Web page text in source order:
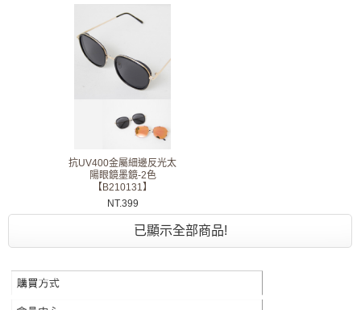
抗UV400金屬細邊反光太
陽眼鏡墨鏡-2色
【B210131】
NT.399
已顯示全部商品!